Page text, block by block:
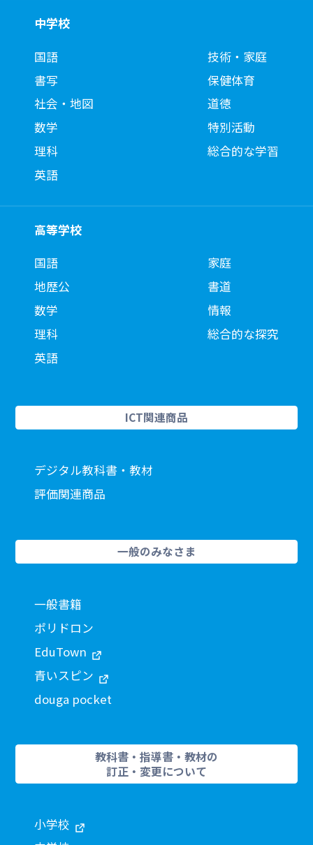
中学校
国語
書写
社会・地図
数学
理科
英語
技術・家庭
保健体育
道徳
特別活動
総合的な学習
高等学校
国語
地歴公
数学
理科
英語
家庭
書道
情報
総合的な探究
ICT関連商品
デジタル教科書・教材
評価関連商品
一般のみなさま
一般書籍
ポリドロン
EduTown
青いスピン
douga pocket
教科書・指導書・教材の
訂正・変更について
小学校